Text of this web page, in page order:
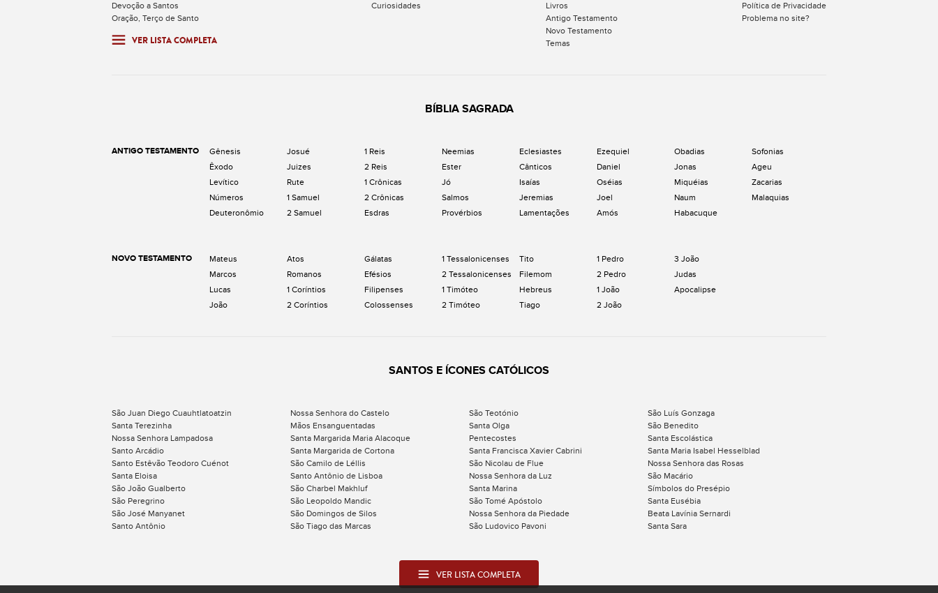
Devoção a Santos
Oração, Terço de Santo
VER LISTA COMPLETA
Curiosidades
Livros
Antigo Testamento
Novo Testamento
Temas
Política de Privacidade
Problema no site?
BÍBLIA SAGRADA
ANTIGO TESTAMENTO
Gênesis
Êxodo
Levítico
Números
Deuteronômio
Josué
Juizes
Rute
1 Samuel
2 Samuel
1 Reis
2 Reis
1 Crônicas
2 Crônicas
Esdras
Neemias
Ester
Jó
Salmos
Provérbios
Eclesiastes
Cânticos
Isaías
Jeremias
Lamentações
Ezequiel
Daniel
Oséias
Joel
Amós
Obadias
Jonas
Miquéias
Naum
Habacuque
Sofonias
Ageu
Zacarias
Malaquias
NOVO TESTAMENTO
Mateus
Marcos
Lucas
João
Atos
Romanos
1 Coríntios
2 Coríntios
Gálatas
Efésios
Filipenses
Colossenses
1 Tessalonicenses
2 Tessalonicenses
1 Timóteo
2 Timóteo
Tito
Filemom
Hebreus
Tiago
1 Pedro
2 Pedro
1 João
2 João
3 João
Judas
Apocalipse
SANTOS E ÍCONES CATÓLICOS
São Juan Diego Cuauhtlatoatzin Nossa Senhora do Castelo São Teotónio
São Luís Gonzaga
Santa Terezinha
Mãos Ensanguentadas Santa Olga
São Benedito
Nossa Senhora Lampadosa
Santa Margarida Maria Alacoque Pentecostes
Santa Escolástica
Santo Arcádio
Santa Margarida de Cortona Santa Francisca Xavier Cabrini
Santa Maria Isabel Hesselblad
Santo Estêvão Teodoro Cuénot
São Camilo de Léllis São Nicolau de Flue
Nossa Senhora das Rosas
Santa Eloisa
Santo Antônio de Lisboa Nossa Senhora da Luz
São Macário
São João Gualberto
São Charbel Makhluf Santa Marina
Símbolos do Presépio
São Peregrino
São Leopoldo Mandic São Tomé Apóstolo
Santa Eusébia
São José Manyanet
São Domingos de Silos Nossa Senhora da Piedade
Beata Lavínia Sernardi
Santo Antônio
São Tiago das Marcas São Ludovico Pavoni Santa Sara
VER LISTA COMPLETA